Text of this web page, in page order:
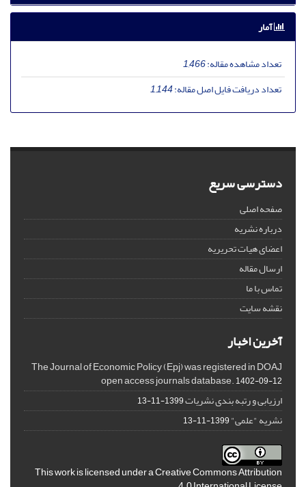
آمار
تعداد مشاهده مقاله:1,466
تعداد دریافت فایل اصل مقاله:1,144
دسترسی سریع
صفحه اصلی
درباره نشریه
اعضای هیات تحریریه
ارسال مقاله
تماس با ما
نقشه سایت
آخرین اخبار
The Journal of Economic Policy (Epj) was registered in DOAJ
open access journals database.1402-09-12
ارزیابی و رتبه بندی نشریات1399-11-13
نشریه "علمی"1399-11-13
This work is licensed under aCreative Commons Attribution